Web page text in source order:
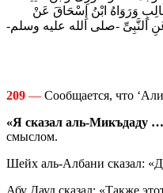
وَرَوَاهُ ابْنُ إِسْحَاقَ عَنْ
النَّبِىِّ -صلى الله عليه وسلم-
209 — Сообщается, что
«Я сказал аль-Микъдаду
смыслом.
Шейх аль-Албани сказал:
Абу Дауд сказал: «Также